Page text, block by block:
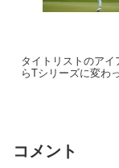
タイトリストのア
らTシリーズに変わ
コメント